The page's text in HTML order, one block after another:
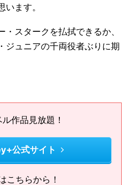
ます。
・スタークを払拭できるか、
ジュニアの千両役者ぶりに期
作品見放題！
公式サイト
こちらから！